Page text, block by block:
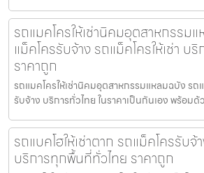
รถแมคโครให้เช่านิคมอุตสาหกรรม
แม็คโครรับจ้าง รถแม็คโครให้เช่า บ
ราคาถูก
รถแมคโครให้เช่านิคมอุตสาหกรรมแหลมฉบัง รถ
รับจ้าง บริการทั่วไทย ในราคาเป็นกันเอง พร้อม
รถแบคโฮให้เช่าตาก รถแม็คโครรับจ้
บริการทุกพื้นที่ทั่วไทย ราคาถูก